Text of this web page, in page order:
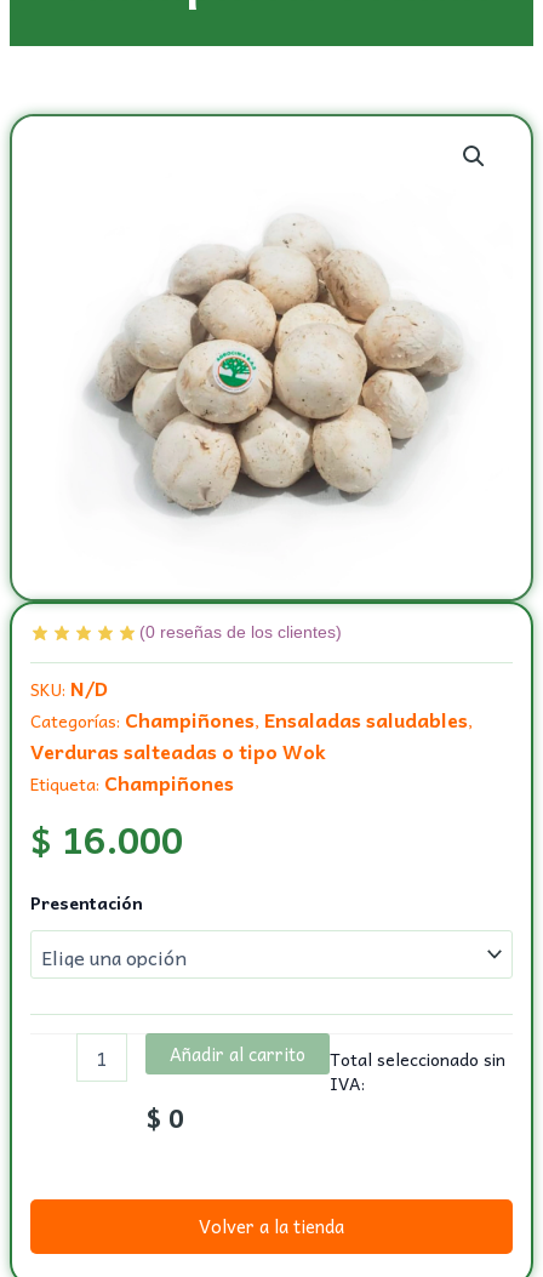
(0reseñas de los clientes)
SKU: N/D
Categorías: Champiñones, Ensaladas saludables,
Verduras salteadas o tipo Wok
Etiqueta: Champiñones
$ 16.000
Presentación
Champiñon
cantidad
Añadir al carrito
Total seleccionado sin
IVA:
$ 0
Volver a la tienda